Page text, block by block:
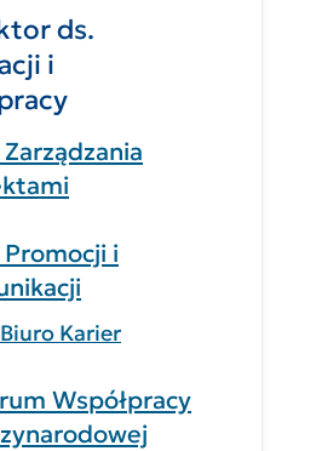
ds.
i
Zarządzania
Promocji i
Biuro Karier
Współpracy